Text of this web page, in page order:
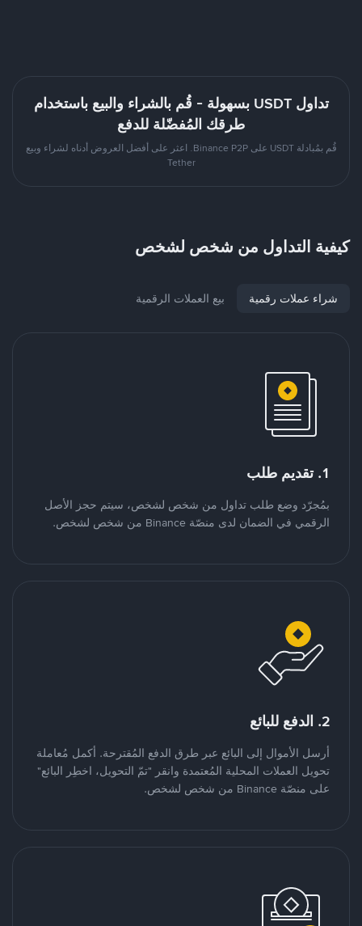
تداول USDT بسهولة - قُم بالشراء والبيع باستخدام
طرقك المُفضّلة للدفع
قُم بمُبادلة USDT على Binance P2P. اعثر على أفضل العروض أدناه لشراء وبيع
Tether
كيفية التداول من شخص لشخص
شراء عملات رقمية بيع العملات الرقمية
1. تقديم طلب
بمُجرّد وضع طلب تداول من شخص لشخص، سيتم حجز الأصل
الرقمي في الضمان لدى منصّة Binance من شخص لشخص.
2. الدفع للبائع
أرسل الأموال إلى البائع عبر طرق الدفع المُقترحة. أكمل مُعاملة
تحويل العملات المحلية المُعتمدة وانقر "تمّ التحويل، اخطِر البائع"
على منصّة Binance من شخص لشخص.